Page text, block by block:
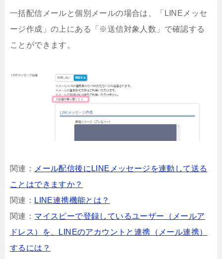
一括配信メールと個別メールの場合は、「LINEメッセ
ージ作成」の上にある「※送信対象人数」で確認する
ことができます。
関連：
メール配信後にLINEメッセージを連動して送る
ことはできますか？
関連： LINE連携機能とは？
関連： マイスピーで登録しているユーザー（メールア
ドレス）を、LINEのアカウントと連携（メール連携）
するには？